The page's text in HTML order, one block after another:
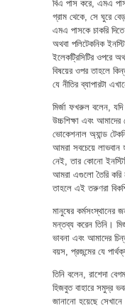
বিএ পাস করে, এমএ
গ্রাম থেকে, সে ঘুরে
এমএ পাসকে চাকরি
অথবা পলিটেকনিক
ইলেকট্রিসিটির ওপরে
বিষয়ের ওপর তাহলে
যে নীতির ব্যাপারটা
মির্জা ফখরুল বলেন, যদি
উচ্চশিক্ষা এবং আমাদের
ভোকেশনাল অ্যান্ড
আমরা সবচেয়ে লাভবান
নেই, তার কোনো
আমরা এগুলো তৈরি করি
তাহলে এই তরুণরা
মানুষের কর্মসংস্থানের
মন্তব্য করেন তিনি।
ভাবনা এবং আমাদের
বয়স, প্রজন্মের যে
তিনি বলেন, রাশেদা
হিজবুত বাহারে সমুদ্র
জানানো হয়েছে